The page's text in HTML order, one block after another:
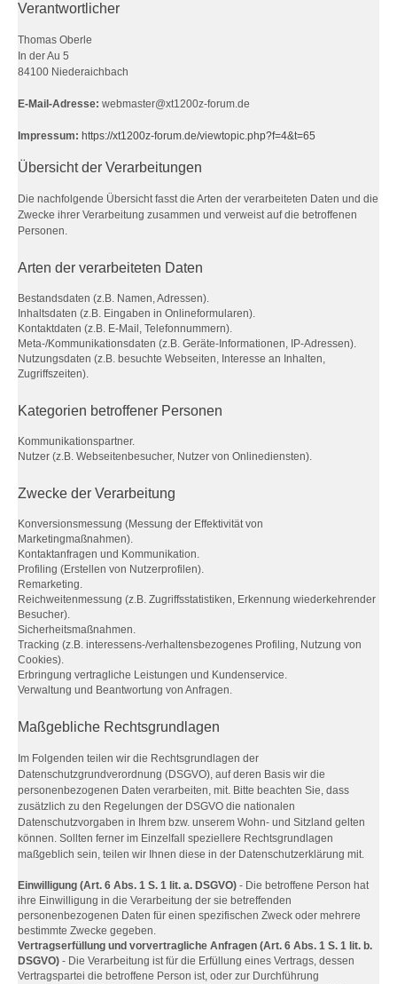
Verantwortlicher
Thomas Oberle
In der Au 5
84100 Niederaichbach
E-Mail-Adresse: webmaster@xt1200z-forum.de
Impressum: https://xt1200z-forum.de/viewtopic.php?f=4&t=65
Übersicht der Verarbeitungen
Die nachfolgende Übersicht fasst die Arten der verarbeiteten Daten und die
Zwecke ihrer Verarbeitung zusammen und verweist auf die betroffenen
Personen.
Arten der verarbeiteten Daten
Bestandsdaten (z.B. Namen, Adressen).
Inhaltsdaten (z.B. Eingaben in Onlineformularen).
Kontaktdaten (z.B. E-Mail, Telefonnummern).
Meta-/Kommunikationsdaten (z.B. Geräte-Informationen, IP-Adressen).
Nutzungsdaten (z.B. besuchte Webseiten, Interesse an Inhalten,
Zugriffszeiten).
Kategorien betroffener Personen
Kommunikationspartner.
Nutzer (z.B. Webseitenbesucher, Nutzer von Onlinediensten).
Zwecke der Verarbeitung
Konversionsmessung (Messung der Effektivität von
Marketingmaßnahmen).
Kontaktanfragen und Kommunikation.
Profiling (Erstellen von Nutzerprofilen).
Remarketing.
Reichweitenmessung (z.B. Zugriffsstatistiken, Erkennung wiederkehrender
Besucher).
Sicherheitsmaßnahmen.
Tracking (z.B. interessens-/verhaltensbezogenes Profiling, Nutzung von
Cookies).
Erbringung vertragliche Leistungen und Kundenservice.
Verwaltung und Beantwortung von Anfragen.
Maßgebliche Rechtsgrundlagen
Im Folgenden teilen wir die Rechtsgrundlagen der
Datenschutzgrundverordnung (DSGVO), auf deren Basis wir die
personenbezogenen Daten verarbeiten, mit. Bitte beachten Sie, dass
zusätzlich zu den Regelungen der DSGVO die nationalen
Datenschutzvorgaben in Ihrem bzw. unserem Wohn- und Sitzland gelten
können. Sollten ferner im Einzelfall speziellere Rechtsgrundlagen
maßgeblich sein, teilen wir Ihnen diese in der Datenschutzerklärung mit.
Einwilligung (Art. 6 Abs. 1 S. 1 lit. a. DSGVO) - Die betroffene Person hat
ihre Einwilligung in die Verarbeitung der sie betreffenden
personenbezogenen Daten für einen spezifischen Zweck oder mehrere
bestimmte Zwecke gegeben.
Vertragserfüllung und vorvertragliche Anfragen (Art. 6 Abs. 1 S. 1 lit. b.
DSGVO) - Die Verarbeitung ist für die Erfüllung eines Vertrags, dessen
Vertragspartei die betroffene Person ist, oder zur Durchführung